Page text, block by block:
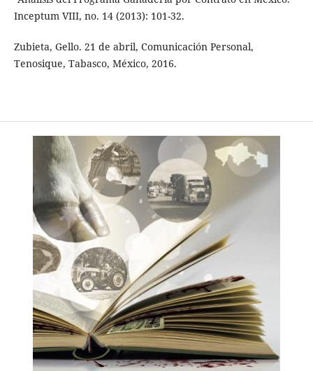
Inceptum VIII, no. 14 (2013): 101-32.
Zubieta, Gello. 21 de abril, Comunicación Personal,
Tenosique, Tabasco, México, 2016.